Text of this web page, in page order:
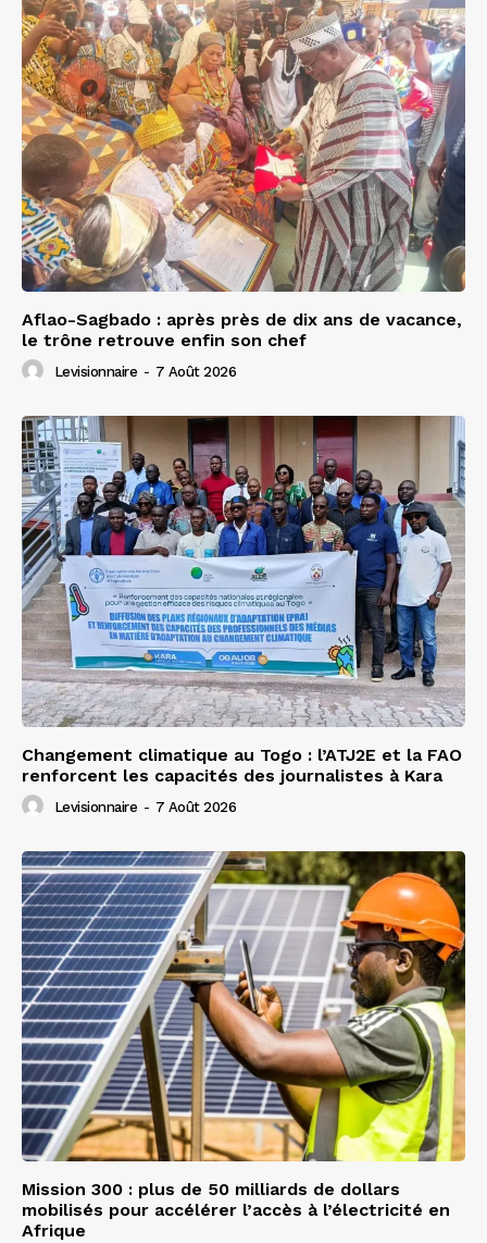
Aflao-Sagbado : après près de dix ans de vacance,
le trône retrouve enfin son chef
Levisionnaire - 7 Août 2026
Changement climatique au Togo : l’ATJ2E et la FAO
renforcent les capacités des journalistes à Kara
Levisionnaire - 7 Août 2026
Mission 300 : plus de 50 milliards de dollars
mobilisés pour accélérer l’accès à l’électricité en
Afrique